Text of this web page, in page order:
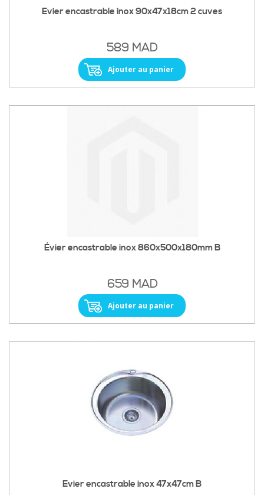
Evier encastrable inox 90x47x18cm 2 cuves
589 MAD
Ajouter au panier
Évier encastrable inox 860x500x180mm B
659 MAD
Ajouter au panier
Evier encastrable inox 47x47cm B